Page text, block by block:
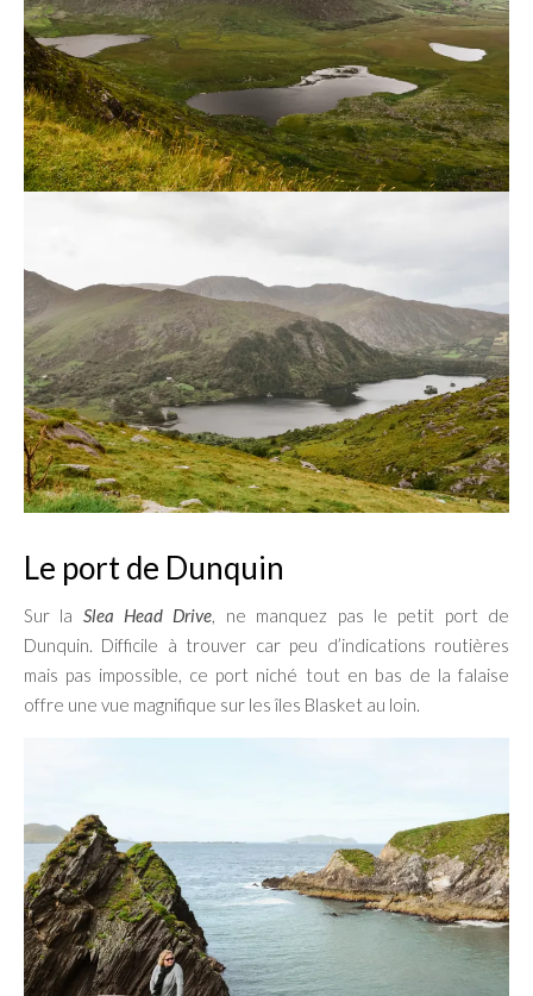
Le port de Dunquin
Sur la Slea Head Drive, ne manquez pas le petit port de
Dunquin. Difficile à trouver car peu d’indications routières
mais pas impossible, ce port niché tout en bas de la falaise
offre une vue magnifique sur les îles Blasket au loin.